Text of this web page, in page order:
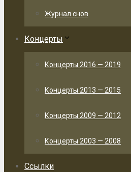
Журнал снов
Концерты
Концерты 2016 — 2019
Концерты 2013 — 2015
Концерты 2009 — 2012
Концерты 2003 — 2008
Ссылки